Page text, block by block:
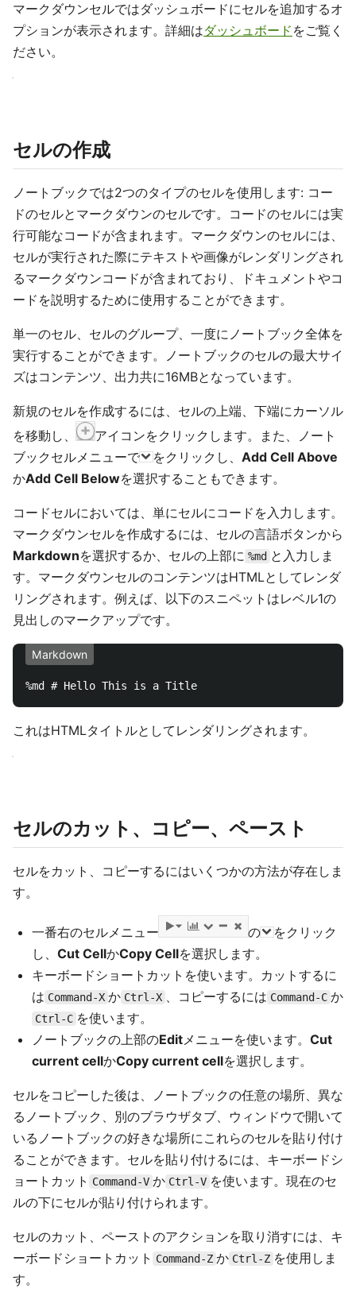
マークダウンセルではダッシュボードにセルを追加するオ
プションが表示されます。詳細はダッシュボード をご覧く
ださい。
セルの作成
ノートブックでは2つのタイプのセルを使用します: コー
ドのセルとマークダウンのセルです。コードのセルには実
行可能なコードが含まれます。マークダウンのセルには、
セルが実行された際にテキストや画像がレンダリングされ
るマークダウンコードが含まれており、ドキュメントやコ
ードを説明するために使用することができます。
単一のセル、セルのグループ、一度にノートブック全体を
実行することができます。ノートブックのセルの最大サイ
ズはコンテンツ、出力共に16MBとなっています。
新規のセルを作成するには、セルの上端、下端にカーソル
を移動し、
アイコンをクリックします。また、ノート
ブックセルメニューで
をクリックし、 Add Cell Above
かAdd Cell Belowを選択することもできます。
コードセルにおいては、単にセルにコードを入力します。
マークダウンセルを作成するには、セルの言語ボタンから
Markdownを選択するか、セルの上部に %md と入力しま
す。マークダウンセルのコンテンツはHTMLとしてレンダ
リングされます。例えば、以下のスニペットはレベル1の
見出しのマークアップです。
Markdown
これはHTMLタイトルとしてレンダリングされます。
セルのカット、コピー、ペースト
セルをカット、コピーするにはいくつかの方法が存在しま
す。
一番右のセルメニュー の
をクリック
し、 Cut CellかCopy Cellを選択します。
キーボードショートカットを使います。カットするに
は Command-X か Ctrl-X 、コピーするには Command-C か
Ctrl-C を使います。
ノートブックの上部のEditメニューを使います。 Cut
current cellかCopy current cellを選択します。
セルをコピーした後は、ノートブックの任意の場所、異な
るノートブック、別のブラウザタブ、ウィンドウで開いて
いるノートブックの好きな場所にこれらのセルを貼り付け
ることができます。セルを貼り付けるには、キーボードシ
ョートカット Command-V か Ctrl-V を使います。現在のセ
ルの下にセルが貼り付けられます。
セルのカット、ペーストのアクションを取り消すには、キ
ーボードショートカット Command-Z か Ctrl-Z を使用しま
す。